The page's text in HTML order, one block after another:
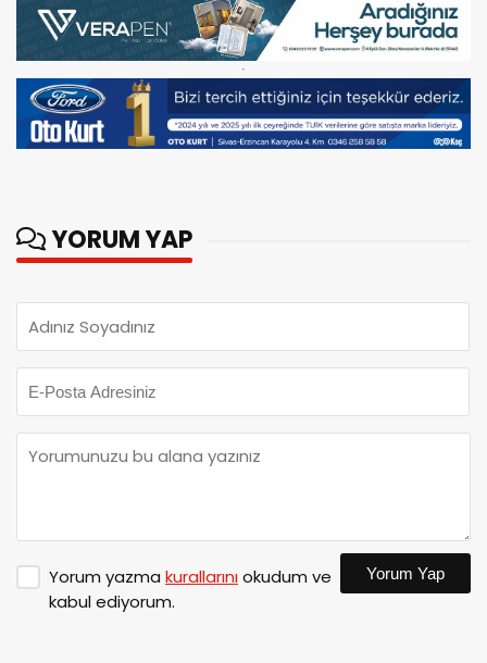
YORUM YAP
Yorum yazma kurallarınıokudum ve
kabul ediyorum.
Yorum Yap